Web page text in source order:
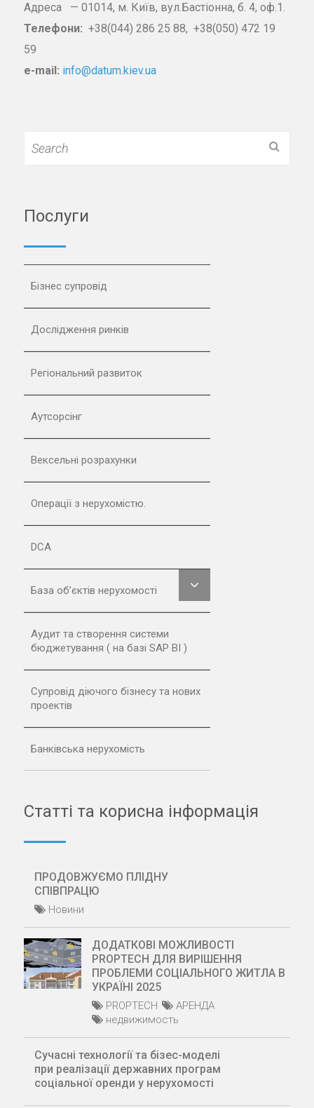
Адреса — 01014, м. Київ, вул.Бастіонна, б. 4, оф.1.
Телефони: +38(044) 286 25 88, +38(050) 472 19
59
e-mail: info@datum.kiev.ua
for:
Послуги
Бізнес супровід
Дослідження ринків
Регіональний развиток
Аутсорсінг
Вексельні розрахунки
Операції з нерухомістю.
DCA
База об’єктів нерухомості
Аудит та створення системи
бюджетування ( на базі SAP BI )
Супровід діючого бізнесу та нових
проектів
Банківська нерухомість
Статті та корисна інформація
ПРОДОВЖУЄМО ПЛІДНУ
СПІВПРАЦЮ
Новини
ДОДАТКОВІ МОЖЛИВОСТІ
PROPTECH ДЛЯ ВИРІШЕННЯ
ПРОБЛЕМИ СОЦІАЛЬНОГО ЖИТЛА В
УКРАЇНІ 2025
PROPTECH
АРЕНДА
недвижимость
Сучасні технології та бізес-моделі
при реалізації державних програм
соціальної оренди у нерухомості